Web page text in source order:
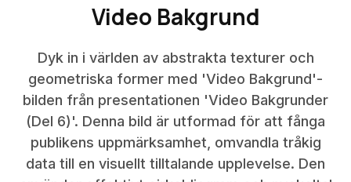
Video Bakgrund
Dyk in i världen av abstrakta texturer och
geometriska former med 'Video Bakgrund'-
bilden från presentationen 'Video Bakgrunder
(Del 6)'. Denna bild är utformad för att fånga
publikens uppmärksamhet, omvandla tråkig
data till en visuellt tilltalande upplevelse. Den